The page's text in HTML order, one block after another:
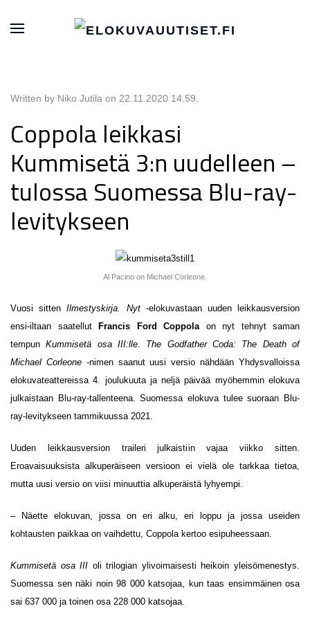
Written by Niko Jutila on 22.11.2020 14.59
Coppola leikkasi
Kummisetä 3:n uudelleen –
tulossa Suomessa Blu-ray-
levitykseen
Al Pacino on Michael Corleone.
Vuosi sittenIlmestyskirja. Nyt -elokuvastaan uuden leikkausversion
ensi-iltaan saatellut Francis Ford Coppola on nyt tehnyt saman
tempunKummisetä osa III:lle
The Godfather Coda: The Death of
Michael Corleone -nimen saanut uusi versio nähdään Yhdysvalloissa
elokuvateattereissa 4. joulukuuta ja neljä päivää myöhemmin elokuva
julkaistaan Blu-ray-tallenteena. Suomessa elokuva tulee suoraan Blu-
ray-levitykseen tammikuussa 2021.
Uuden leikkausversion traileri julkaistiin vajaa viikko sitten.
Eroavaisuuksista alkuperäiseen versioon ei vielä ole tarkkaa tietoa,
mutta uusi versio on viisi minuuttia alkuperäistä lyhyempi.
– Näette elokuvan, jossa on eri alku, eri loppu ja jossa useiden
kohtausten paikkaa on vaihdettu, Coppola kertoo esipuheessaan.
Kummisetä osa III oli trilogian ylivoimaisesti heikoin yleisömenestys.
Suomessa sen näki noin 98 000 katsojaa, kun taas ensimmäinen osa
sai 637 000 ja toinen osa 228 000 katsojaa.